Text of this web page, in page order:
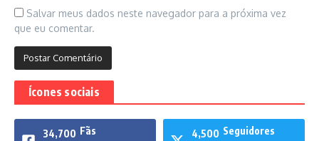
Salvar meus dados neste navegador para a próxima vez
que eu comentar.
Ícones sociais
34,700 Fãs
4,500 Seguidores